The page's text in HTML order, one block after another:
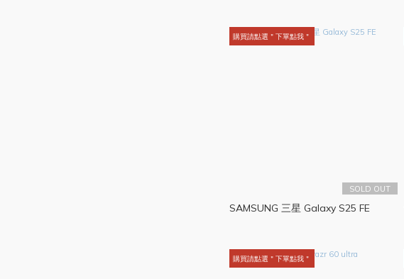
購買請點選＂下單點我＂
SOLD OUT
SAMSUNG 三星 Galaxy S25 FE
購買請點選＂下單點我＂